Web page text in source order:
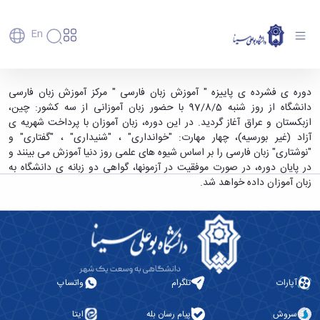
En
دانشگاه
تاریخچه
و
معرفی
برنامه
راهبردی
دانشگاه
نقشه
دانشگاه
حوزه
معاونت
آموزش
پذیرش
کارشناسی
تحصیلات
تکمیلی
پسا
دکترا
استعدادهای
درخشان
انتقال
تحصیلی
پژوهش
فناوری و
کارآفرینی
دفتر
ارتباط
با
صنعت
تحقیقات
و فناوری
دانشکده‌ها
پردیس
اصلی
مهندسی
کشاورزی
شیمی
علوم
هنر
معماری
رفاهی
رفاهی
پرسنل
اداره
رفاه
مهمانسرای
امور
اعضای
هیأت
علمی
کارکنان
فارغ
دانشجویی
علمی
خبری
بسنا
پیشخوان
آغاز دوره ی فشرده ی پاییزه "آموزش زبان فارسی"
در مرکز آموزش زبان فارسی به غیر فارسی زبانان
دانشگاه بوعلی سینا - دانشگاه بوعلی سینا همدان
دوره ی فشرده ی پاییزه " آموزش زبان فارسی " مرکز آموزش زبان فارسی
دانشگاه از روز شنبه 97/8/5 با حضور زبان آموزانی از سه کشور: چین،
ازبکستان و عراق آغاز گردید. در این دوره، زبان آموزان با پرداخت شهریه ی
آزاد (غیر بورسیه)، چهار مهارت: "خوانداری" ، "شنیداری" ، "گفتاری" و
"نوشتاری" زبان فارسی را بر اساس شیوه های علمی روز دنیا آموزش می بینند و
در پایان دوره، در صورت موفقیت در آزمونها، گواهی دو زبانه ی دانشگاه به
زبان آموزان داده خواهد شد.
آپارات تلگرام واتساپ
سروش پیام رسان بله ایتا